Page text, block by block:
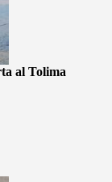
al Tolima